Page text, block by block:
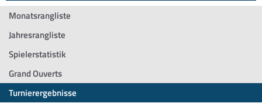
Monatsrangliste
Jahresrangliste
Spielerstatistik
Grand Ouverts
Turnierergebnisse